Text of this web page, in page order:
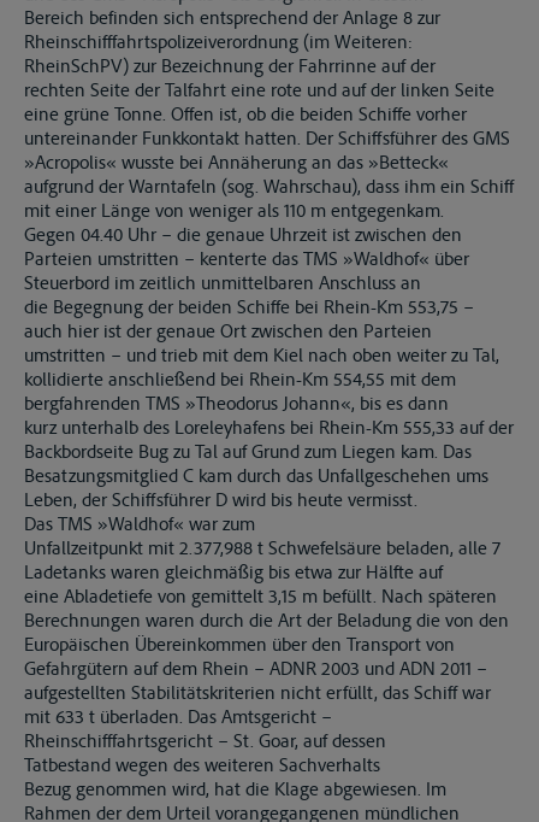
Bereich befinden sich entsprechend der Anlage 8 zur
Rheinschifffahrtspolizeiverordnung (im Weiteren:
RheinSchPV) zur Bezeichnung der Fahrrinne auf der
rechten Seite der Talfahrt eine rote und auf der linken Seite
eine grüne Tonne. Offen ist, ob die beiden Schiffe vorher
untereinander Funkkontakt hatten. Der Schiffsführer des GMS
»Acropolis« wusste bei Annäherung an das »Betteck«
aufgrund der Warntafeln (sog. Wahrschau), dass ihm ein Schiff
mit einer Länge von weniger als 110 m entgegenkam.
Gegen 04.40 Uhr – die genaue Uhrzeit ist zwischen den
Parteien umstritten – kenterte das TMS »Waldhof« über
Steuerbord im zeitlich unmittelbaren Anschluss an
die Begegnung der beiden Schiffe bei Rhein-Km 553,75 –
auch hier ist der genaue Ort zwischen den Parteien
umstritten – und trieb mit dem Kiel nach oben weiter zu Tal,
kollidierte anschließend bei Rhein-Km 554,55 mit dem
bergfahrenden TMS »Theodorus Johann«, bis es dann
kurz unterhalb des Loreleyhafens bei Rhein-Km 555,33 auf der
Backbordseite Bug zu Tal auf Grund zum Liegen kam. Das
Besatzungsmitglied C kam durch das Unfallgeschehen ums
Leben, der Schiffsführer D wird bis heute vermisst.
Das TMS »Waldhof« war zum
Unfallzeitpunkt mit 2.377,988 t Schwefelsäure beladen, alle 7
Ladetanks waren gleichmäßig bis etwa zur Hälfte auf
eine Abladetiefe von gemittelt 3,15 m befüllt. Nach späteren
Berechnungen waren durch die Art der Beladung die von den
Europäischen Übereinkommen über den Transport von
Gefahrgütern auf dem Rhein – ADNR 2003 und ADN 2011 –
aufgestellten Stabilitätskriterien nicht erfüllt, das Schiff war
mit 633 t überladen. Das Amtsgericht –
Rheinschifffahrtsgericht – St. Goar, auf dessen
Tatbestand wegen des weiteren Sachverhalts
Bezug genommen wird, hat die Klage abgewiesen. Im
Rahmen der dem Urteil vorangegangenen mündlichen